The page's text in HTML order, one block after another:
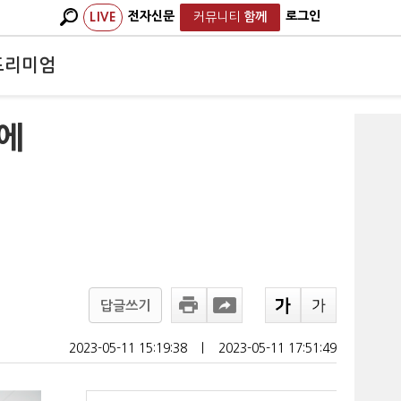
LIVE 전자신문 커뮤니티 함께 로그인
리미엄
답글쓰기
2023-05-11 15:19:38 2023-05-11 17:51:49